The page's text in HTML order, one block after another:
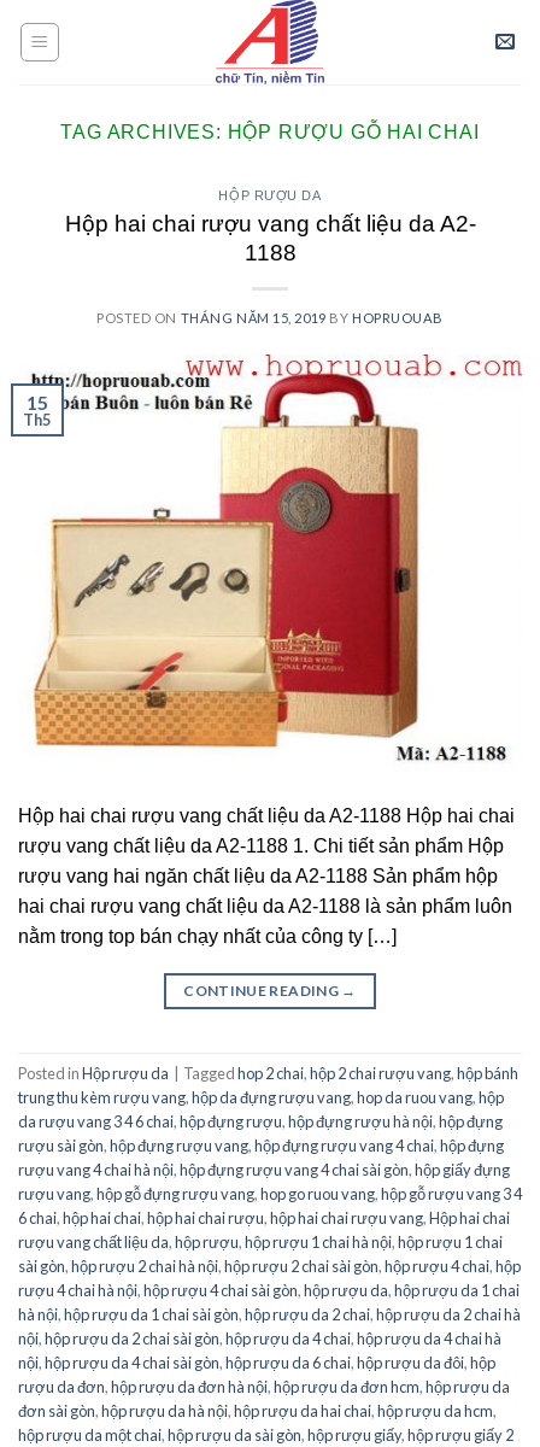
TAG ARCHIVES: HỘP RƯỢU GỖ HAI CHAI
HỘP RƯỢU DA
Hộp hai chai rượu vang chất liệu da A2-
1188
POSTED ON THÁNG NĂM 15, 2019 BY HOPRUOUAB
15
Th5
Hộp hai chai rượu vang chất liệu da A2-1188 Hộp hai chai
rượu vang chất liệu da A2-1188 1. Chi tiết sản phẩm Hộp
rượu vang hai ngăn chất liệu da A2-1188 Sản phẩm hộp
hai chai rượu vang chất liệu da A2-1188 là sản phẩm luôn
nằm trong top bán chạy nhất của công ty […]
CONTINUE READING →
Posted inHộp rượu da Taggedhop 2 chai,hộp 2 chai rượu vang,hộp bánh
trung thu kèm rượu vang,hộp da đựng rượu vang,hop da ruou vang,hộp
da rượu vang 3 4 6 chai,hộp đựng rượu,hộp đựng rượu hà nội,hộp đựng
rượu sài gòn,hộp đựng rượu vang,hộp đựng rượu vang 4 chai,hộp đựng
rượu vang 4 chai hà nội,hộp đựng rượu vang 4 chai sài gòn,hộp giấy đựng
rượu vang,hộp gỗ đựng rượu vang,hop go ruou vang,hộp gỗ rượu vang 3 4
6 chai,hộp hai chai,hộp hai chai rượu,hộp hai chai rượu vang,Hộp hai chai
rượu vang chất liệu da,hộp rượu,hộp rượu 1 chai hà nội,hộp rượu 1 chai
sài gòn,hộp rượu 2 chai hà nội,hộp rượu 2 chai sài gòn,hộp rượu 4 chai,hộp
rượu 4 chai hà nội,hộp rượu 4 chai sài gòn,hộp rượu da,hộp rượu da 1 chai
hà nội,hộp rượu da 1 chai sài gòn,hộp rượu da 2 chai,hộp rượu da 2 chai hà
nội,hộp rượu da 2 chai sài gòn,hộp rượu da 4 chai,hộp rượu da 4 chai hà
nội,hộp rượu da 4 chai sài gòn,hộp rượu da 6 chai,hộp rượu da đôi,hộp
rượu da đơn,hộp rượu da đơn hà nội,hộp rượu da đơn hcm,hộp rượu da
đơn sài gòn,hộp rượu da hà nội,hộp rượu da hai chai,hộp rượu da hcm,
hộp rượu da một chai,hộp rượu da sài gòn,hộp rượu giấy,hộp rượu giấy 2